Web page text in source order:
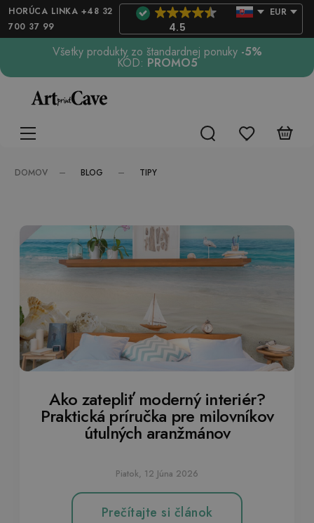
HORÚCA LINKA +48 32
700 37 99
4.5
EUR
Všetky produkty zo štandardnej ponuky -5%
KÓD: PROMO5
DOMOV BLOG TIPY
Ako zatepliť moderný interiér?
Praktická príručka pre milovníkov
útulných aranžmánov
Piatok, 12 Júna 2026
Prečítajte si článok